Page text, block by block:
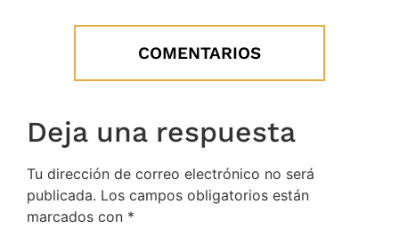
COMENTARIOS
Deja una respuesta
Tu dirección de correo electrónico no será
publicada. Los campos obligatorios están
marcados con *